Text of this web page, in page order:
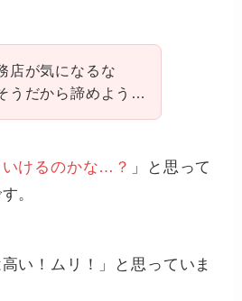
店が気になるな
うだから諦めよう…
けるのかな…？ 」と思って
。
い！ムリ！」と思っていま